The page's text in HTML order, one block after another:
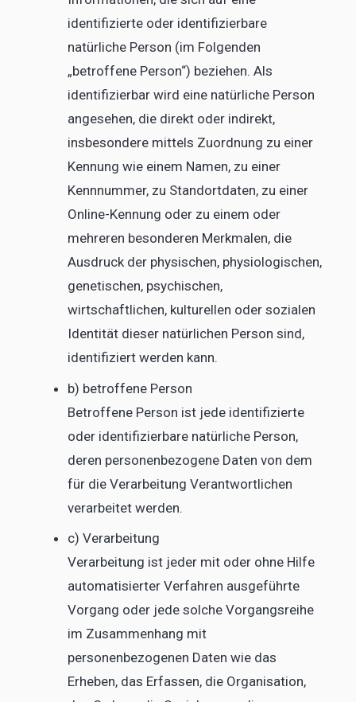
identifizierte oder identifizierbare
natürliche Person (im Folgenden
„betroffene Person“) beziehen. Als
identifizierbar wird eine natürliche Person
angesehen, die direkt oder indirekt,
insbesondere mittels Zuordnung zu einer
Kennung wie einem Namen, zu einer
Kennnummer, zu Standortdaten, zu einer
Online-Kennung oder zu einem oder
mehreren besonderen Merkmalen, die
Ausdruck der physischen, physiologischen,
genetischen, psychischen,
wirtschaftlichen, kulturellen oder sozialen
Identität dieser natürlichen Person sind,
identifiziert werden kann.
b) betroffene Person
Betroffene Person ist jede identifizierte
oder identifizierbare natürliche Person,
deren personenbezogene Daten von dem
für die Verarbeitung Verantwortlichen
verarbeitet werden.
c) Verarbeitung
Verarbeitung ist jeder mit oder ohne Hilfe
automatisierter Verfahren ausgeführte
Vorgang oder jede solche Vorgangsreihe
im Zusammenhang mit
personenbezogenen Daten wie das
Erheben, das Erfassen, die Organisation,